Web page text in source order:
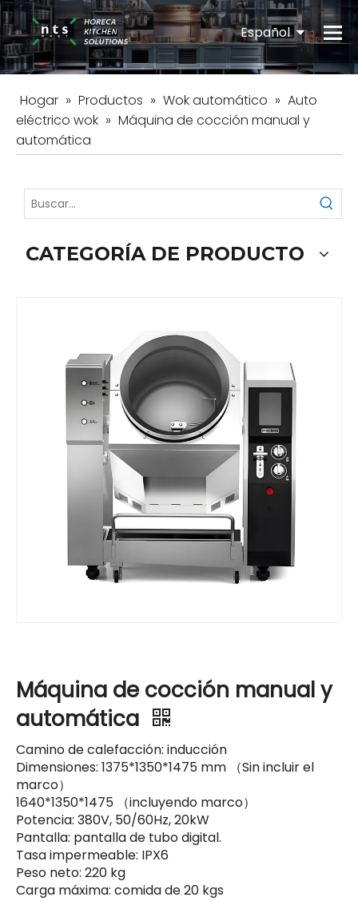
Español
English
Hogar » Productos » Wok automático » Auto
eléctrico wok » Máquina de cocción manual y
automática
CATEGORÍA DE PRODUCTO
Máquina de cocción manual y
automática
Camino de calefacción: inducción
Dimensiones: 1375*1350*1475 mm （Sin incluir el
marco）
1640*1350*1475 （incluyendo marco）
Potencia: 380V, 50/60Hz, 20kW
Pantalla: pantalla de tubo digital.
Tasa impermeable: IPX6
Peso neto: 220 kg
Carga máxima: comida de 20 kgs